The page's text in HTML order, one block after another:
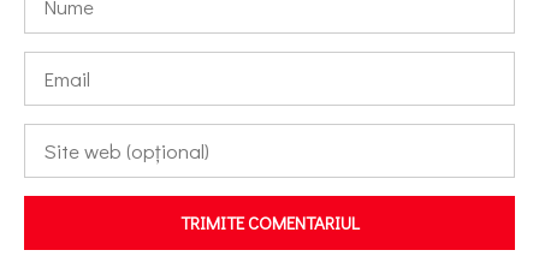
TRIMITE COMENTARIUL